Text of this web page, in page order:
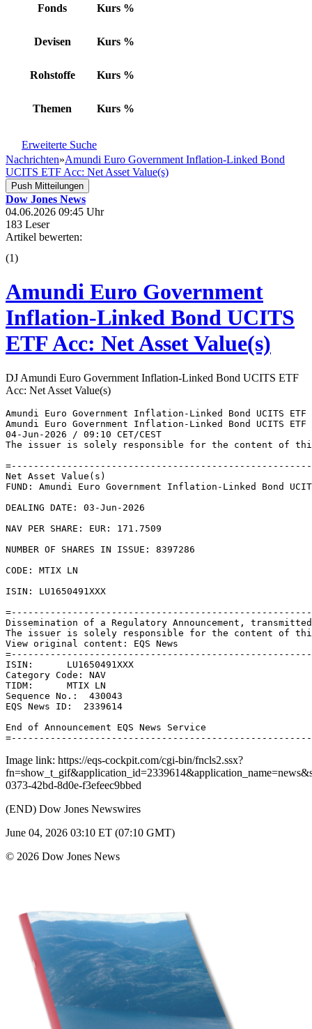
Fonds Kurs %
Devisen Kurs %
Rohstoffe Kurs %
Themen Kurs %
Erweiterte Suche
Nachrichten»Amundi Euro Government Inflation-Linked Bond
UCITS ETF Acc: Net Asset Value(s)
Push Mitteilungen
Dow Jones News
04.06.2026 09:45 Uhr
183 Leser
Artikel bewerten:
(1)
Amundi Euro Government
Inflation-Linked Bond UCITS
ETF Acc: Net Asset Value(s)
DJ Amundi Euro Government Inflation-Linked Bond UCITS ETF
Acc: Net Asset Value(s)
Amundi Euro Government Inflation-Linked Bond UCITS
Amundi Euro Government Inflation-Linked Bond UCITS
04-Jun-2026 / 09:10 CET/CEST
The issuer is solely responsible for the content of
Net Asset Value(s)
FUND: Amundi Euro Government Inflation-Linked Bond
DEALING DATE: 03-Jun-2026
NAV PER SHARE: EUR: 171.7509
NUMBER OF SHARES IN ISSUE: 8397286
CODE: MTIX LN
ISIN: LU1650491XXX
Dissemination of a Regulatory Announcement,
The issuer is solely responsible for the content of
View original content: EQS News
ISIN:      LU1650491XXX
Category Code: NAV
TIDM:      MTIX LN
Sequence No.:  430043
EQS News ID:  2339614
End of Announcement EQS News Service
Image link: https://eqs-cockpit.com/cgi-bin/fncls2.ssx?
0373-42bd-8d0e-f3efeec9bbed
(END) Dow Jones Newswires
June 04, 2026 03:10 ET (07:10 GMT)
© 2026 Dow Jones News